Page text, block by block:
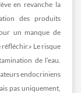
en revanche la
des produits
un manque de
Le risque
de l’eau.
endocriniens
pas uniquement,